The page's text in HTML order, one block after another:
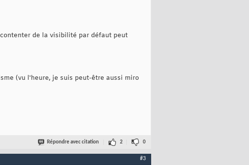
de la visibilité par défaut peut
(vu l'heure, je suis peut-être aussi miro
Répondre avec citation 2 0
#3